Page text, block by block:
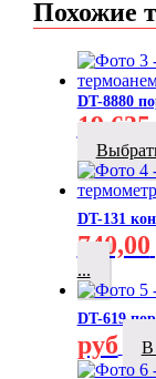
Похожие
DT-8880
19
DT-131
740,00
...
DT-619
руб
В